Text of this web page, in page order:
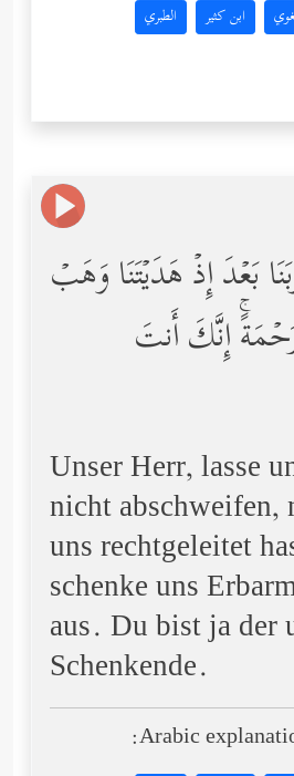
ابن كثير الطبري
بَعۡدَ إِذۡ هَدَیۡتَنَا وَهَبۡ
إِنَّكَ أَنتَ
Unser Herr, lasse
nicht abschweifen,
uns rechtgeleitet
schenke uns
aus. Du bist ja der
Schenkende.
Arabic